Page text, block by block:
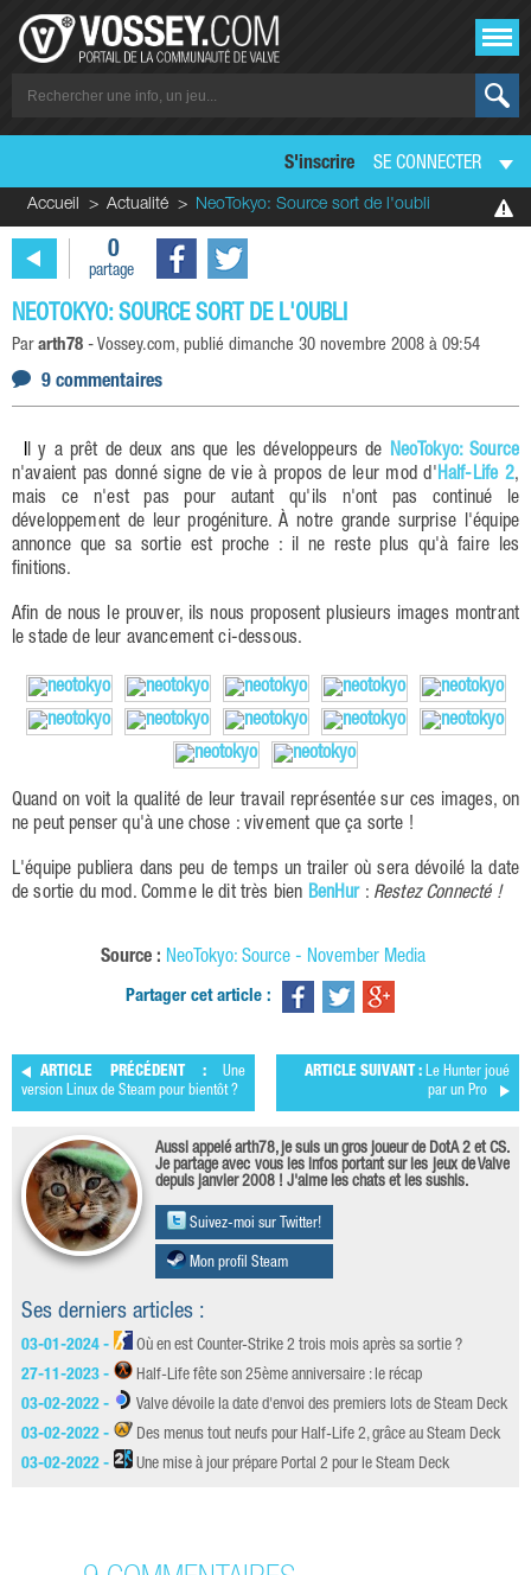
S'inscrire SE CONNECTER
Accueil Actualité NeoTokyo: Source sort de l'oubli
0
partage
NEOTOKYO: SOURCE SORT DE L'OUBLI
Par arth78 - Vossey.com, publié dimanche 30 novembre 2008 à 09:54
9 commentaires
Il y a prêt de deux ans que les développeurs de NeoTokyo: Source
n'avaient pas donné signe de vie à propos de leur mod d'Half-Life 2,
mais ce n'est pas pour autant qu'ils n'ont pas continué le
développement de leur progéniture. À notre grande surprise l'équipe
annonce que sa sortie est proche : il ne reste plus qu'à faire les
finitions.
Afin de nous le prouver, ils nous proposent plusieurs images montrant
le stade de leur avancement ci-dessous.
Quand on voit la qualité de leur travail représentée sur ces images, on
ne peut penser qu'à une chose : vivement que ça sorte !
L'équipe publiera dans peu de temps un trailer où sera dévoilé la date
de sortie du mod. Comme le dit très bien BenHur: Restez Connecté !
Source : NeoTokyo: Source - November Media
Partager cet article :
ARTICLE PRÉCÉDENT :Une
version Linux de Steam pour bientôt ?
ARTICLE SUIVANT : Le Hunter joué
par un Pro
Aussi appelé arth78, je suis un gros joueur de DotA 2 et CS.
Je partage avec vous les infos portant sur les jeux de Valve
depuis janvier 2008 ! J'aime les chats et les sushis.
Suivez-moi sur Twitter!
Mon profil Steam
Ses derniers articles :
03-01-2024 -
Où en est Counter-Strike 2 trois mois après sa sortie ?
27-11-2023 -
Half-Life fête son 25ème anniversaire : le récap
03-02-2022 -
Valve dévoile la date d'envoi des premiers lots de Steam Deck
03-02-2022 -
Des menus tout neufs pour Half-Life 2, grâce au Steam Deck
03-02-2022 -
Une mise à jour prépare Portal 2 pour le Steam Deck